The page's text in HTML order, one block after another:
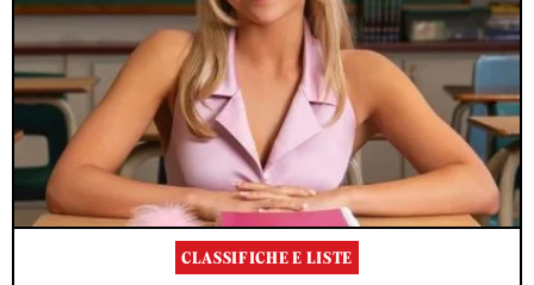
CLASSIFICHE E LISTE